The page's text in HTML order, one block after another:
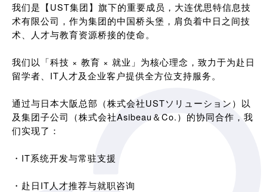
我们是【UST集团】旗下的重要成员，大连优思特信息技
术有限公司，作为集团的中国桥头堡，肩负着中日之间技
术、人才与教育资源桥接的使命。
我们以「科技 × 教育 × 就业」为核心理念，致力于为赴日
留学者、IT人才及企业客户提供全方位支持服务。
通过与日本大阪总部（株式会社USTソリューション）以
及集团子公司（株式会社Asibeau＆Co.）的协同合作，我
们实现了：
・IT系统开发与常驻支援
・赴日IT人才推荐与就职咨询